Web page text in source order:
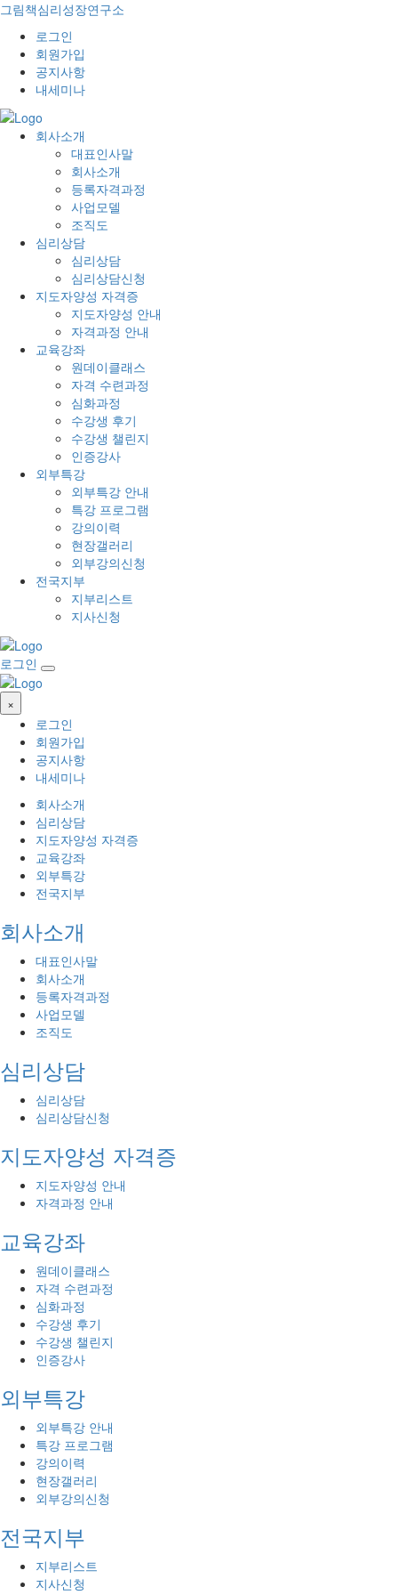
그림책심리성장연구소
로그인
회원가입
공지사항
내세미나
회사소개
대표인사말
회사소개
등록자격과정
사업모델
조직도
심리상담
심리상담
심리상담신청
지도자양성 자격증
지도자양성 안내
자격과정 안내
교육강좌
원데이클래스
자격 수련과정
심화과정
수강생 후기
수강생 챌린지
인증강사
외부특강
외부특강 안내
특강 프로그램
강의이력
현장갤러리
외부강의신청
전국지부
지부리스트
지사신청
로그인
×
로그인
회원가입
공지사항
내세미나
회사소개
심리상담
지도자양성 자격증
교육강좌
외부특강
전국지부
회사소개
대표인사말
회사소개
등록자격과정
사업모델
조직도
심리상담
심리상담
심리상담신청
지도자양성 자격증
지도자양성 안내
자격과정 안내
교육강좌
원데이클래스
자격 수련과정
심화과정
수강생 후기
수강생 챌린지
인증강사
외부특강
외부특강 안내
특강 프로그램
강의이력
현장갤러리
외부강의신청
전국지부
지부리스트
지사신청